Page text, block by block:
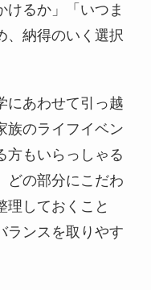
けるか」「いつま
、納得のいく選択
にあわせて引っ越
族のライフイベン
方もいらっしゃる
どの部分にこだわ
理しておくこと
ランスを取りやす